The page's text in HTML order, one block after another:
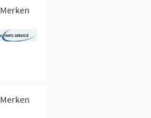
Merken
Merken